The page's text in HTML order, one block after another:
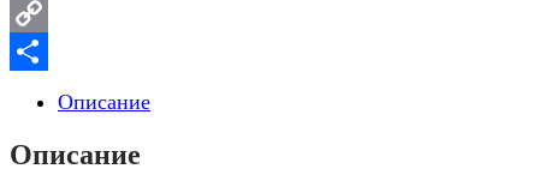
Email
Copy
Описание
Описание